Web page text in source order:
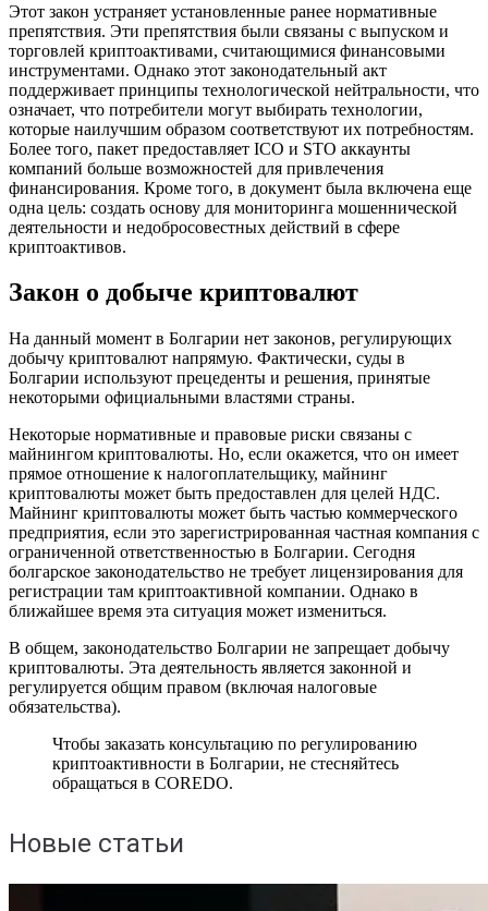
Этот закон устраняет установленные ранее нормативные
препятствия. Эти препятствия были связаны с выпуском и
торговлей криптоактивами, считающимися финансовыми
инструментами. Однако этот законодательный акт
поддерживает принципы технологической нейтральности, что
означает, что потребители могут выбирать технологии,
которые наилучшим образом соответствуют их потребностям.
Более того, пакет предоставляет ICO и STO аккаунты
компаний больше возможностей для привлечения
финансирования. Кроме того, в документ была включена еще
одна цель: создать основу для мониторинга мошеннической
деятельности и недобросовестных действий в сфере
криптоактивов.
Закон о добыче криптовалют
На данный момент в Болгарии нет законов, регулирующих
добычу криптовалют напрямую. Фактически, суды в
Болгарии используют прецеденты и решения, принятые
некоторыми официальными властями страны.
Некоторые нормативные и правовые риски связаны с
майнингом криптовалюты. Но, если окажется, что он имеет
прямое отношение к налогоплательщику, майнинг
криптовалюты может быть предоставлен для целей НДС.
Майнинг криптовалюты может быть частью коммерческого
предприятия, если это зарегистрированная частная компания с
ограниченной ответственностью в Болгарии. Сегодня
болгарское законодательство не требует лицензирования для
регистрации там криптоактивной компании. Однако в
ближайшее время эта ситуация может измениться.
В общем, законодательство Болгарии не запрещает добычу
криптовалюты. Эта деятельность является законной и
регулируется общим правом (включая налоговые
обязательства).
Чтобы заказать консультацию по регулированию
криптоактивности в Болгарии, не стесняйтесь
обращаться в COREDO.
Новые статьи